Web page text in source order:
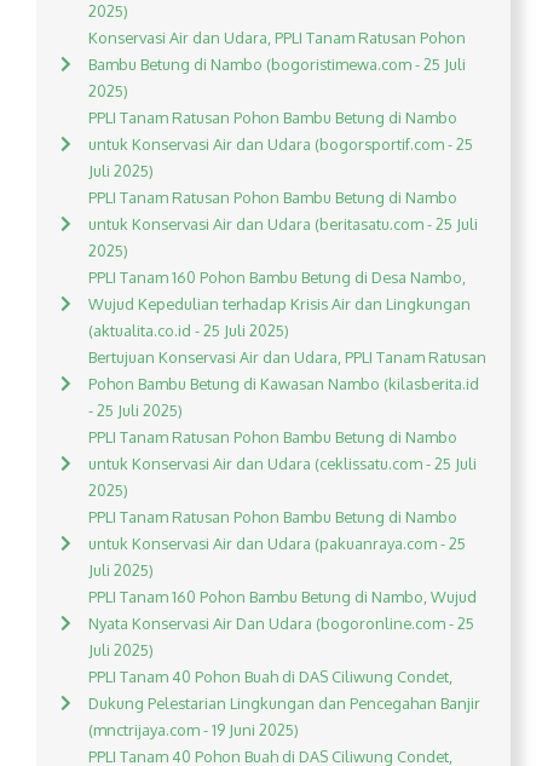
2025)
Konservasi Air dan Udara, PPLI Tanam Ratusan Pohon
Bambu Betung di Nambo (bogoristimewa.com - 25 Juli
2025)
PPLI Tanam Ratusan Pohon Bambu Betung di Nambo
untuk Konservasi Air dan Udara (bogorsportif.com - 25
Juli 2025)
PPLI Tanam Ratusan Pohon Bambu Betung di Nambo
untuk Konservasi Air dan Udara (beritasatu.com - 25 Juli
2025)
PPLI Tanam 160 Pohon Bambu Betung di Desa Nambo,
Wujud Kepedulian terhadap Krisis Air dan Lingkungan
(aktualita.co.id - 25 Juli 2025)
Bertujuan Konservasi Air dan Udara, PPLI Tanam Ratusan
Pohon Bambu Betung di Kawasan Nambo (kilasberita.id
- 25 Juli 2025)
PPLI Tanam Ratusan Pohon Bambu Betung di Nambo
untuk Konservasi Air dan Udara (ceklissatu.com - 25 Juli
2025)
PPLI Tanam Ratusan Pohon Bambu Betung di Nambo
untuk Konservasi Air dan Udara (pakuanraya.com - 25
Juli 2025)
PPLI Tanam 160 Pohon Bambu Betung di Nambo, Wujud
Nyata Konservasi Air Dan Udara (bogoronline.com - 25
Juli 2025)
PPLI Tanam 40 Pohon Buah di DAS Ciliwung Condet,
Dukung Pelestarian Lingkungan dan Pencegahan Banjir
(mnctrijaya.com - 19 Juni 2025)
PPLI Tanam 40 Pohon Buah di DAS Ciliwung Condet,